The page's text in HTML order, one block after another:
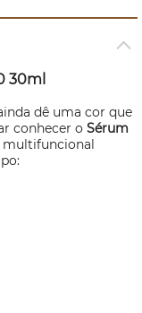
30ml
dê uma cor que
conhecer o Sérum
multifuncional